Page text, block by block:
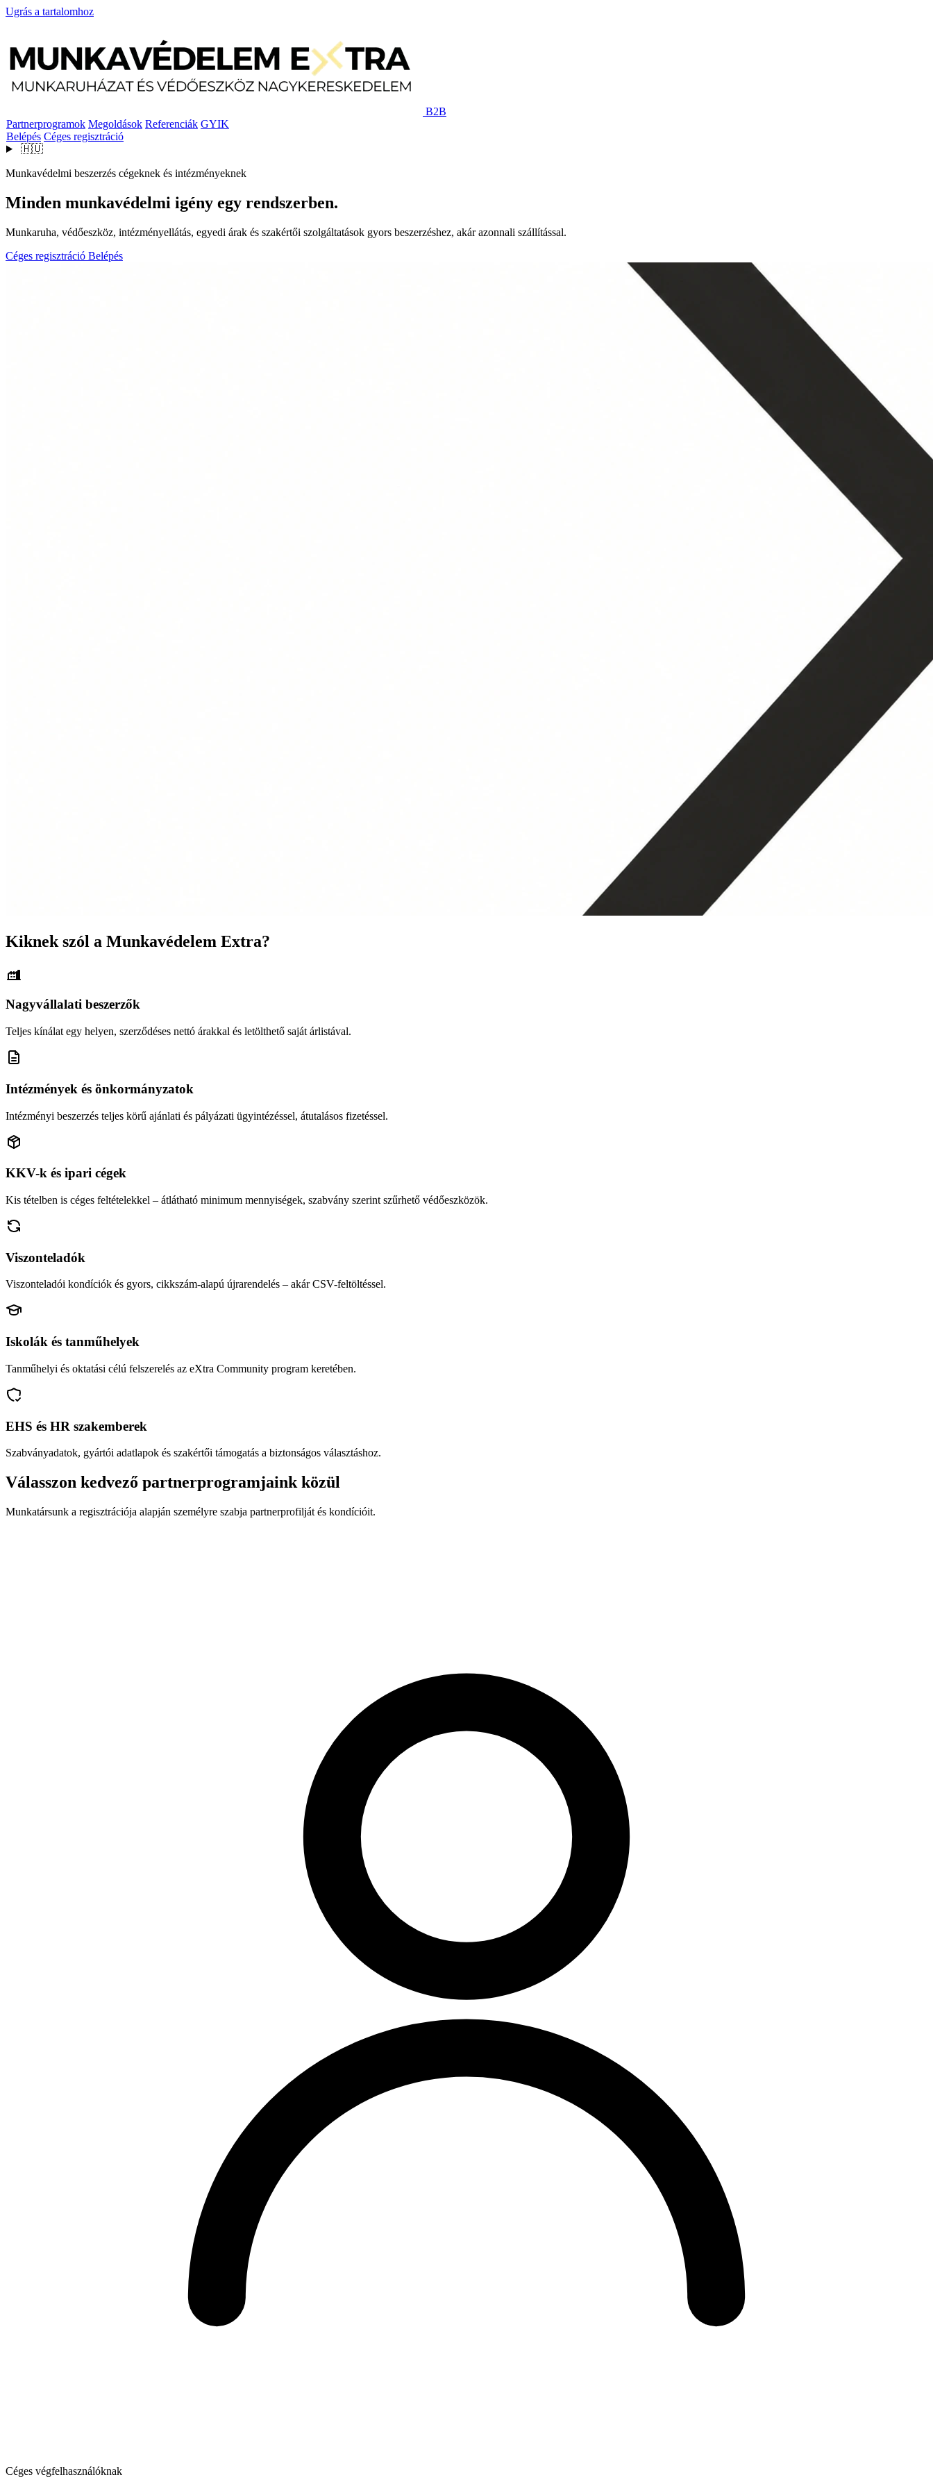
Ugrás a tartalomhoz
B2B
Partnerprogramok Megoldások Referenciák GYIK
Belépés Céges regisztráció
🇭🇺
Munkavédelmi beszerzés cégeknek és intézményeknek
Minden munkavédelmi igény egy rendszerben.
Munkaruha, védőeszköz, intézményellátás, egyedi árak és szakértői szolgáltatások gyors beszerzéshez, akár azonnali szállítással.
Céges regisztráció Belépés
Kiknek szól a Munkavédelem Extra?
Nagyvállalati beszerzők
Teljes kínálat egy helyen, szerződéses nettó árakkal és letölthető saját árlistával.
Intézmények és önkormányzatok
Intézményi beszerzés teljes körű ajánlati és pályázati ügyintézéssel, átutalásos fizetéssel.
KKV-k és ipari cégek
Kis tételben is céges feltételekkel – átlátható minimum mennyiségek, szabvány szerint szűrhető védőeszközök.
Viszonteladók
Viszonteladói kondíciók és gyors, cikkszám-alapú újrarendelés – akár CSV-feltöltéssel.
Iskolák és tanműhelyek
Tanműhelyi és oktatási célú felszerelés az eXtra Community program keretében.
EHS és HR szakemberek
Szabványadatok, gyártói adatlapok és szakértői támogatás a biztonságos választáshoz.
Válasszon kedvező partnerprogramjaink közül
Munkatársunk a regisztrációja alapján személyre szabja partnerprofilját és kondícióit.
Céges végfelhasználóknak